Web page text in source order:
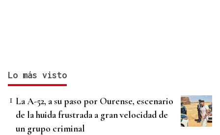
Lo más visto
La A-52, a su paso por Ourense, escenario
de la huida frustrada a gran velocidad de
un grupo criminal